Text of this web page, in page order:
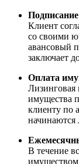
Подписание
Клиент
со своими
авансовый
заключает
Оплата
Лизинговая
имущества
клиенту по
В течение
имуществом